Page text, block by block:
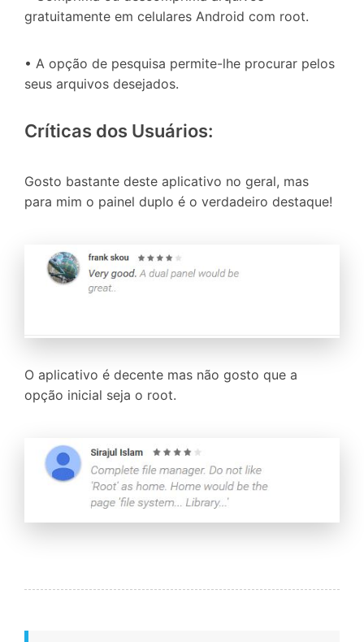
gratuitamente em celulares Android com root.
• A opção de pesquisa permite-lhe procurar pelos
seus arquivos desejados.
Críticas dos Usuários:
Gosto bastante deste aplicativo no geral, mas
para mim o painel duplo é o verdadeiro destaque!
O aplicativo é decente mas não gosto que a
opção inicial seja o root.